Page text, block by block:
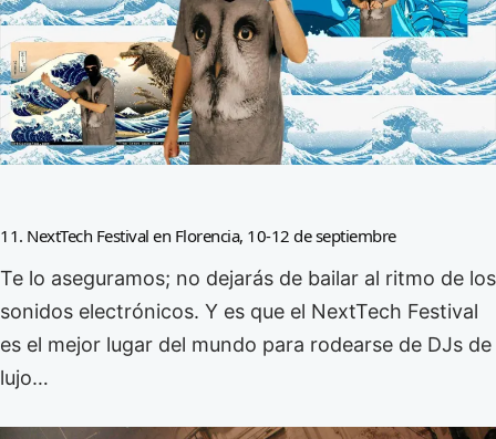
11. NextTech Festival en Florencia, 10-12 de septiembre
Te lo aseguramos; no dejarás de bailar al ritmo de los
sonidos electrónicos. Y es que el NextTech Festival
es el mejor lugar del mundo para rodearse de DJs de
lujo…